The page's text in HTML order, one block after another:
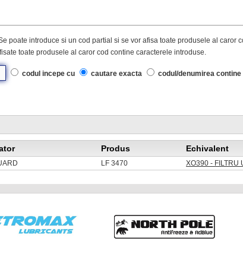
poate introduce si un cod partial si se vor afisa toate produsele al caror
toate produsele al caror cod contine caracterele introduse.
codul incepe cu cautare exacta codul/denumirea contine
Produs Echivalent
LF 3470 XO390 - FILTRU